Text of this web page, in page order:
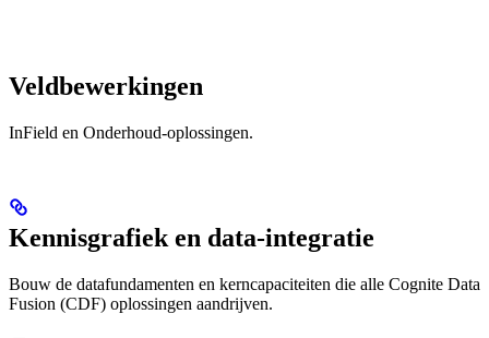
Veldbewerkingen
InField en Onderhoud-oplossingen.
Kennisgrafiek en data-integratie
Bouw de datafundamenten en kerncapaciteiten die alle Cognite Data
Fusion (CDF) oplossingen aandrijven.